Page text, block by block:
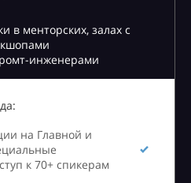
в менторских, залах с
инженерами
на Главной и
к 70+ спикерам